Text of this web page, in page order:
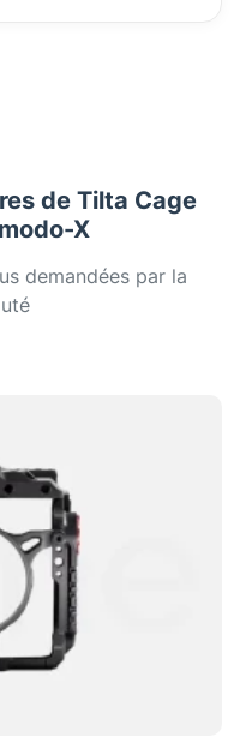
de Tilta Cage
X
demandées par la